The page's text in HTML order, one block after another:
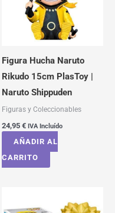
Figura Hucha Naruto
Rikudo 15cm PlasToy |
Naruto Shippuden
Figuras y Coleccionables
24,95 € IVA Incluído
AÑADIR AL
CARRITO